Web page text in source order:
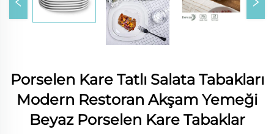
Porselen Kare Tatlı Salata Tabakları
Modern Restoran Akşam Yemeği
Beyaz Porselen Kare Tabaklar